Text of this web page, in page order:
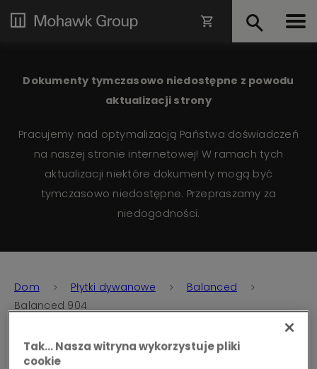
Dokumenty tymczasowo niedostępne z powodu
aktualizacji strony
Pracujemy nad optymalizacją Państwa doświadczeń
na naszej stronie internetowej! W ramach tych
aktualizacji niektóre dokumenty mogą być
tymczasowo niedostępne. Przepraszamy za
niedogodności.
Dom Płytki dywanowe
Balanced
Balanced 904
Tak… Nasza witryna wykorzystuje pliki
cookie